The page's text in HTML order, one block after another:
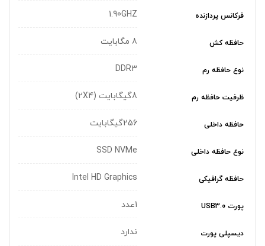
فرکانس پردازنده 1.90GHZ
حافظه کش 8 مگابایت
نوع حافظه رم DDR3
ظرفیت حافظه رم 8گیگابایت (2X4)
حافظه داخلی 256گیگابایت
نوع حافظه داخلی SSD NVMe
حافظه گرافیکی Intel HD Graphics
پورت USB3.0 1عدد
دیسپلی پورت ندارد